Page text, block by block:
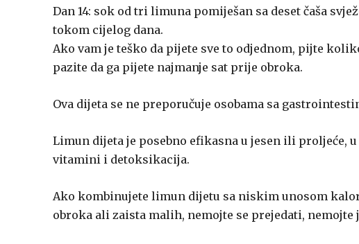
Dan 14: sok od tri limuna pomiješan sa deset čaša
tokom cijelog dana.
Ako vam je teško da pijete sve to odjednom, pijte
pazite da ga pijete najmanje sat prije obroka.
Ova dijeta se ne preporučuje osobama sa
Limun dijeta je posebno efikasna u jesen ili proljeće,
vitamini i detoksikacija.
Ako kombinujete limun dijetu sa niskim unosom
obroka ali zaista malih, nemojte se prejedati,